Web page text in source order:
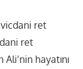
vicdani ret
ret
hayatını